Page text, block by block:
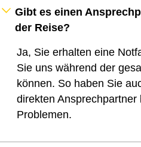
Gibt es einen
der Reise?
Ja, Sie erhalten eine
Sie uns während der
können. So haben Sie
direkten Ansprechpartner
Problemen.